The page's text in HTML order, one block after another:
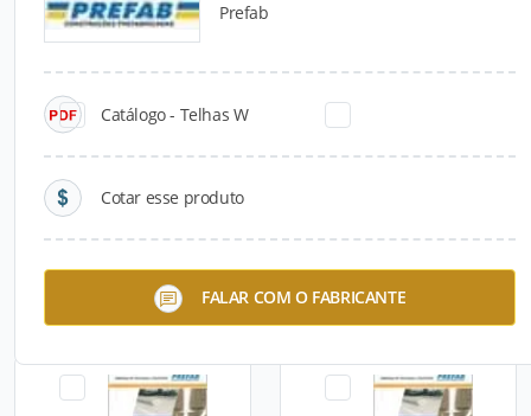
Prefab
Catálogo - Telhas W
Cotar esse produto
FALAR COM O FABRICANTE
Catálogos para Download